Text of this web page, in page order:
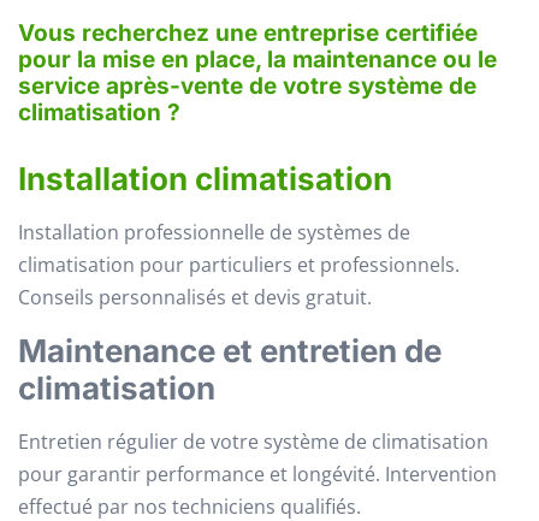
Vous recherchez une entreprise certifiée
pour la mise en place, la maintenance ou le
service après-vente de votre système de
climatisation ?
Installation climatisation
Installation professionnelle de systèmes de
climatisation pour particuliers et professionnels.
Conseils personnalisés et devis gratuit.
Maintenance et entretien de
climatisation
Entretien régulier de votre système de climatisation
pour garantir performance et longévité. Intervention
effectué par nos techniciens qualifiés.